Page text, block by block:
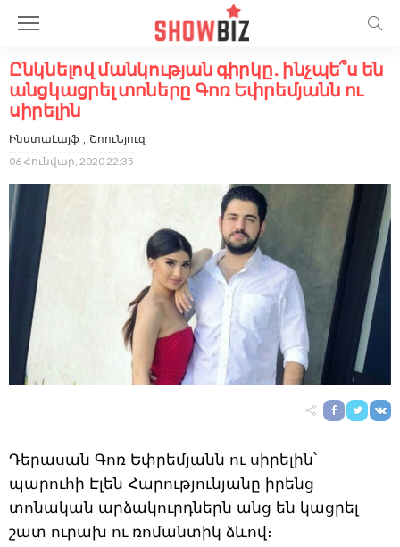
Ընկնելով մանկության գիրկը․ ինչպե՞ս են
անցկացրել տոները Գոռ Եփրեմյանն ու
սիրելին
ԻնստաԼայֆ
ՇոուՆյուզ
06 Հունվար, 2020 22:35
Դերասան Գոռ Եփրեմյանն ու սիրելին՝
պարուհի Էլեն Հարությունյանը իրենց
տոնական արձակուրդներն անց են կացրել
շատ ուրախ ու ռոմանտիկ ձևով։